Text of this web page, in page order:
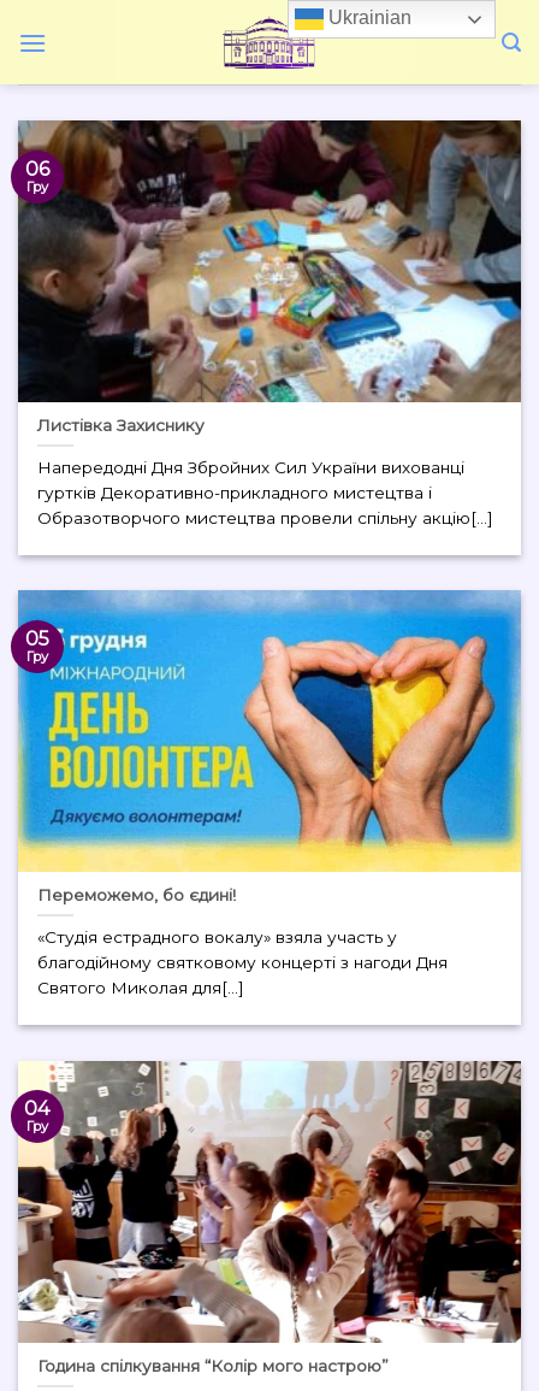
Листівка Захиснику
Напередодні Дня Збройних Сил України вихованці
гуртків Декоративно-прикладного мистецтва і
Образотворчого мистецтва провели спільну акцію[...]
06
Гру
Переможемо, бо єдині!
«Студія естрадного вокалу» взяла участь у
благодійному святковому концерті з нагоди Дня
Святого Миколая для[...]
05
Гру
Година спілкування “Колір мого настрою”
04
Гру
Ukrainian